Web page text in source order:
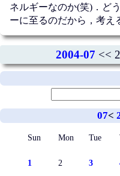
ネルギーなのか(笑)．ど
ーに至るのだから，考え
2004-07 <<
07<
Sun Mon Tue
1 2 3